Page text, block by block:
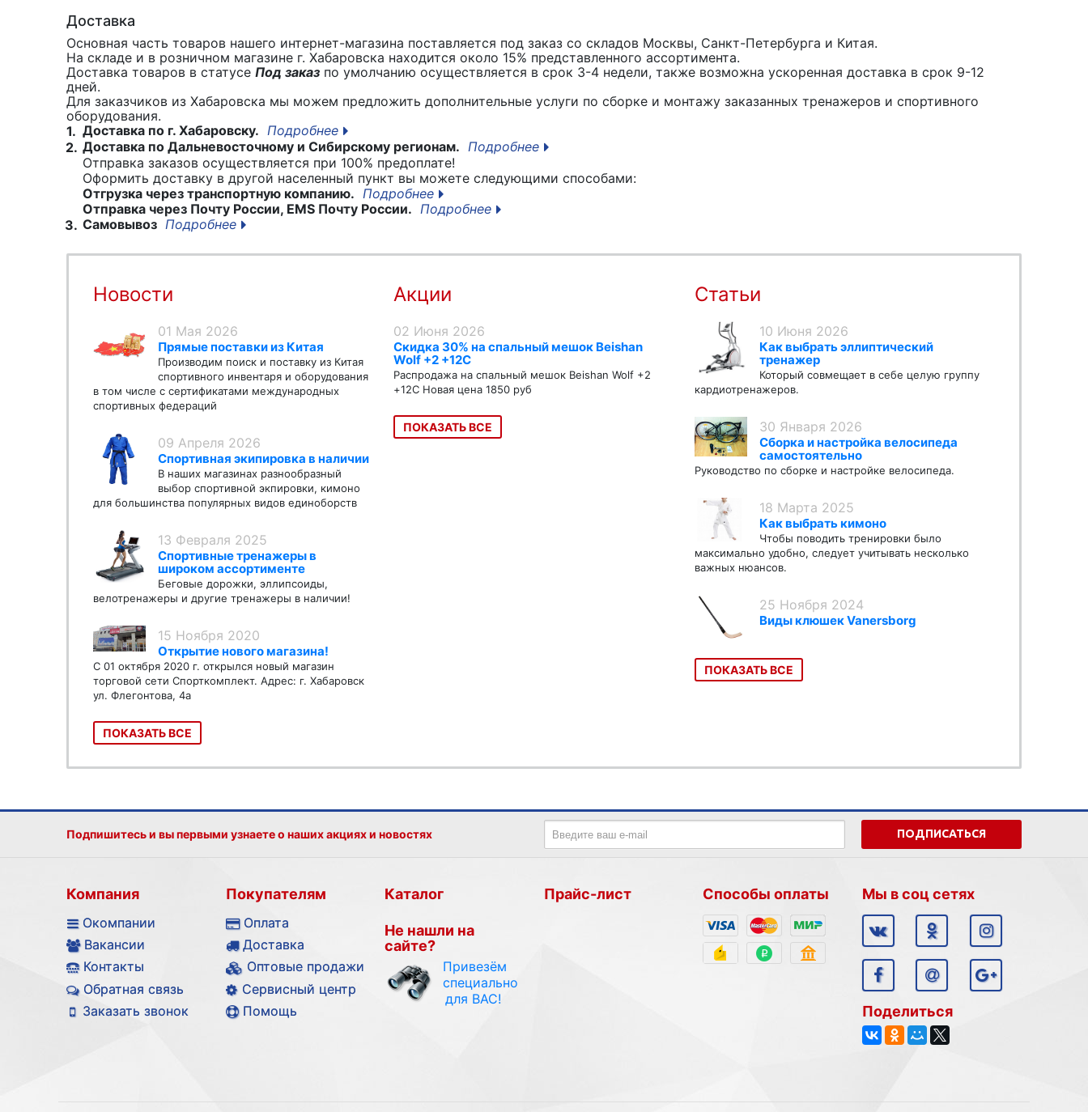
Доставка
Основная часть товаров нашего интернет-магазина поставляется под заказ со складов Москвы, Санкт-Петербурга и Китая.
На складе и в розничном магазине г. Хабаровска находится около 15% представленного ассортимента.
Доставка товаров в статусе Под заказ по умолчанию осуществляется в срок 3-4 недели, также возможна ускоренная доставка в срок 9-12
дней.
Для заказчиков из Хабаровска мы можем предложить дополнительные услуги по сборке и монтажу заказанных тренажеров и спортивного
оборудования.
1. Доставка по г. Хабаровску. Подробнее
2. Доставка по Дальневосточному и Сибирскому регионам. Подробнее
Отправка заказов осуществляется при 100% предоплате!
Оформить доставку в другой населенный пункт вы можете следующими способами:
Отгрузка через транспортную компанию. Подробнее
Отправка через Почту России, EMS Почту России. Подробнее
3. Самовывоз Подробнее
Новости
01 Мая 2026
Прямые поставки из Китая
Производим поиск и поставку из Китая
спортивного инвентаря и оборудования
в том числе с сертификатами международных
спортивных федераций
09 Апреля 2026
Спортивная экипировка в наличии
В наших магазинах разнообразный
выбор спортивной экпировки, кимоно
для большинства популярных видов единоборств
13 Февраля 2025
Спортивные тренажеры в
широком ассортименте
Беговые дорожки, эллипсоиды,
велотренажеры и другие тренажеры в наличии!
15 Ноября 2020
Открытие нового магазина!
С 01 октября 2020 г. открылся новый магазин
торговой сети Спорткомплект. Адрес: г. Хабаровск
ул. Флегонтова, 4а
ПОКАЗАТЬ ВСЕ
Акции
02 Июня 2026
Скидка 30% на спальный мешок Beishan
Wolf +2 +12C
Распродажа на спальный мешок Beishan Wolf +2
+12C Новая цена 1850 руб
ПОКАЗАТЬ ВСЕ
Статьи
10 Июня 2026
Как выбрать эллиптический
тренажер
Который совмещает в себе целую группу
кардиотренажеров.
30 Января 2026
Сборка и настройка велосипеда
самостоятельно
Руководство по сборке и настройке велосипеда.
18 Марта 2025
Как выбрать кимоно
Чтобы поводить тренировки было
максимально удобно, следует учитывать несколько
важных нюансов.
25 Ноября 2024
Виды клюшек Vanersborg
ПОКАЗАТЬ ВСЕ
Подпишитесь и вы первыми узнаете о наших акциях и новостях ПОДПИСАТЬСЯ
Компания
Окомпании
Вакансии
Контакты
Обратная связь
Заказать звонок
Покупателям
Оплата
Доставка
Оптовые продажи
Сервисный центр
Помощь
Каталог
Не нашли на
сайте?
Привезём
специально
для ВАС!
Прайс-лист Способы оплаты Мы в соц сетях
Поделиться